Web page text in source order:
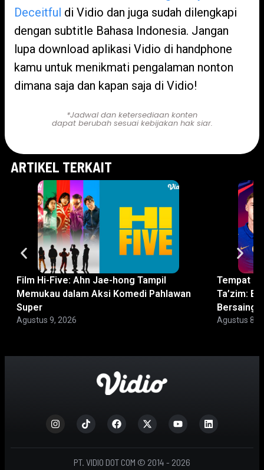
Deceitful di Vidio dan juga sudah dilengkapi
dengan subtitle Bahasa Indonesia. Jangan
lupa download aplikasi Vidio di handphone
kamu untuk menikmati pengalaman nonton
dimana saja dan kapan saja di Vidio!
*Jadwal dan ketersediaan konten
dapat berubah sesuai kebijakan hak siar.
ARTIKEL TERKAIT
Film Hi-Five: Ahn Jae-hong Tampil
Memukau dalam Aksi Komedi Pahlawan
Super
Agustus 9, 2026
Tempat
Ta’zim:
Bersaing
Agustus 8,
PT. VIDIO DOT COM © 2014 - 2026